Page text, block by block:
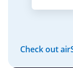
Check out